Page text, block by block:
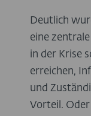
Deutlich
eine
in der Krise
erreichen,
und
Vorteil.